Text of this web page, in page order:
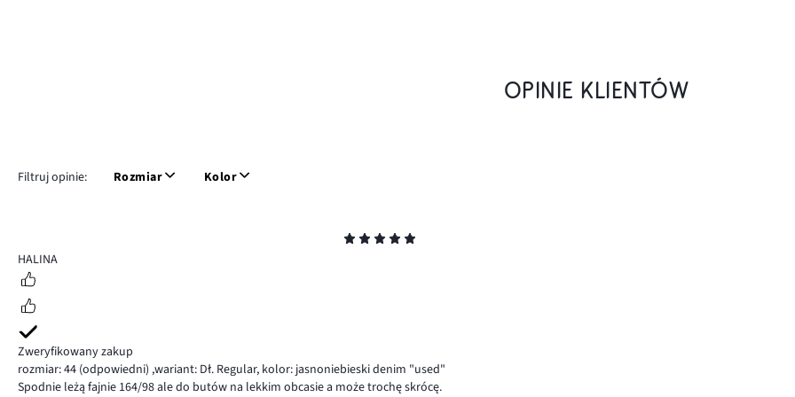
OPINIE KLIENTÓW
Filtruj opinie: Rozmiar Kolor
5
HALINA
Zweryfikowany zakup
rozmiar: 44 (odpowiedni) ,wariant: Dł. Regular, kolor: jasnoniebieski denim "used"
Spodnie leżą fajnie 164/98 ale do butów na lekkim obcasie a może trochę skrócę.